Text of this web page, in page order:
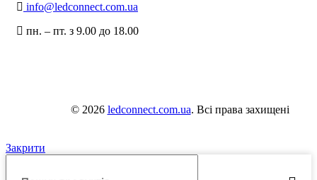
info@ledconnect.com.ua
пн. – пт. з 9.00 до 18.00
© 2026 ledconnect.com.ua. Всі права захищені
Закрити